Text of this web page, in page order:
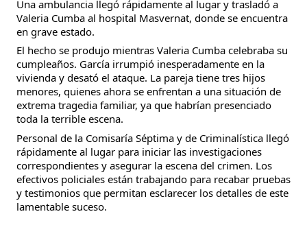
Una ambulancia llegó rápidamente al lugar y trasladó a
Valeria Cumba al hospital Masvernat, donde se encuentra
en grave estado.
El hecho se produjo mientras Valeria Cumba celebraba su
cumpleaños. García irrumpió inesperadamente en la
vivienda y desató el ataque. La pareja tiene tres hijos
menores, quienes ahora se enfrentan a una situación de
extrema tragedia familiar, ya que habrían presenciado
toda la terrible escena.
Personal de la Comisaría Séptima y de Criminalística llegó
rápidamente al lugar para iniciar las investigaciones
correspondientes y asegurar la escena del crimen. Los
efectivos policiales están trabajando para recabar pruebas
y testimonios que permitan esclarecer los detalles de este
lamentable suceso.